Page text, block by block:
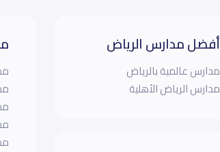
أفضل مدارس الرياض
مدارس عالمية بالرياض
مدارس الرياض الأهلية